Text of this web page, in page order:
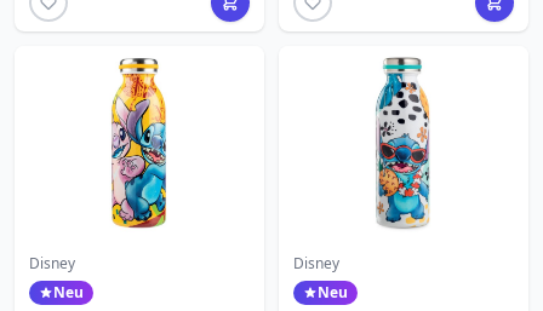
Disney
Neu
Disney
Neu